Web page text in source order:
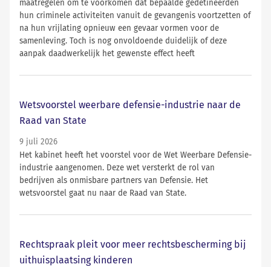
maatregelen om te voorkomen dat bepaalde gedetineerden
hun criminele activiteiten vanuit de gevangenis voortzetten of
na hun vrijlating opnieuw een gevaar vormen voor de
samenleving. Toch is nog onvoldoende duidelijk of deze
aanpak daadwerkelijk het gewenste effect heeft
Wetsvoorstel weerbare defensie-industrie naar de
Raad van State
9 juli 2026
Het kabinet heeft het voorstel voor de Wet Weerbare Defensie-
industrie aangenomen. Deze wet versterkt de rol van
bedrijven als onmisbare partners van Defensie. Het
wetsvoorstel gaat nu naar de Raad van State.
Rechtspraak pleit voor meer rechtsbescherming bij
uithuisplaatsing kinderen